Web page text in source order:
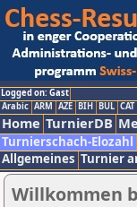
Logged on: Gast
Arabic ARM AZE BIH BUL CAT
Home TurnierDB
Turnierschach-Elozahl
Allgemeines Turnier
Willkommen